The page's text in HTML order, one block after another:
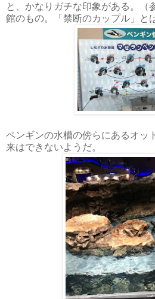
と、かなりガチな印象がある。（
館のもの。「禁断のカップル」と
ペンギンの水槽の傍らにあるオッ
来はできないようだ。